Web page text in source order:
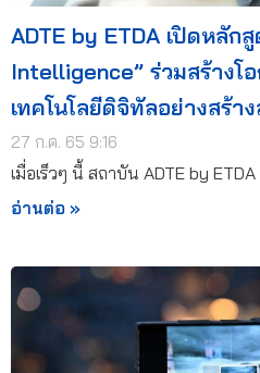
ADTE by ETDA เปิดหลัก
Intelligence” ร่วมสร้างโ
เทคโนโลยีดิจิทัลอย่างสร้า
27 ก.ค. 65 9:16
เมื่อเร็วๆ นี้ สถาบัน ADTE by ETDA
อ่านต่อ »